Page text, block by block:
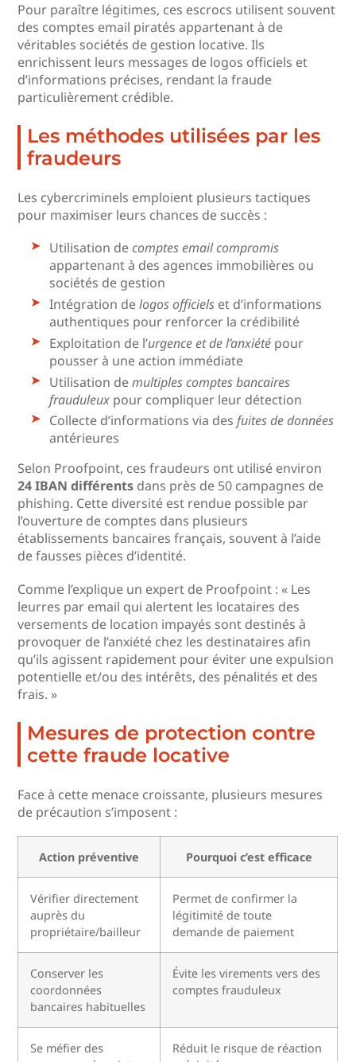
Pour paraître légitimes, ces escrocs utilisent souvent
des comptes email piratés appartenant à de
véritables sociétés de gestion locative. Ils
enrichissent leurs messages de logos officiels et
d’informations précises, rendant la fraude
particulièrement crédible.
Les méthodes utilisées par les
fraudeurs
Les cybercriminels emploient plusieurs tactiques
pour maximiser leurs chances de succès :
Utilisation decomptes email compromis
appartenant à des agences immobilières ou
sociétés de gestion
Intégration delogos officiels et d’informations
authentiques pour renforcer la crédibilité
Exploitation de l’urgence et de l’anxiété pour
pousser à une action immédiate
Utilisation demultiples comptes bancaires
frauduleux pour compliquer leur détection
Collecte d’informations via desfuites de données
antérieures
Selon Proofpoint, ces fraudeurs ont utilisé environ
24 IBAN différents dans près de 50 campagnes de
phishing. Cette diversité est rendue possible par
l’ouverture de comptes dans plusieurs
établissements bancaires français, souvent à l’aide
de fausses pièces d’identité.
Comme l’explique un expert de Proofpoint : « Les
leurres par email qui alertent les locataires des
versements de location impayés sont destinés à
provoquer de l’anxiété chez les destinataires afin
qu’ils agissent rapidement pour éviter une expulsion
potentielle et/ou des intérêts, des pénalités et des
frais. »
Mesures de protection contre
cette fraude locative
Face à cette menace croissante, plusieurs mesures
de précaution s’imposent :
Action préventive Pourquoi c’est efficace
Vérifier directement
auprès du
propriétaire/bailleur
Permet de confirmer la
légitimité de toute
demande de paiement
Conserver les
coordonnées
bancaires habituelles
Évite les virements vers des
comptes frauduleux
Se méfier des
Réduit le risque de réaction